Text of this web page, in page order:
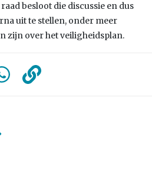
besloot die discussie en dus
uit te stellen, onder meer
zijn over het veiligheidsplan.